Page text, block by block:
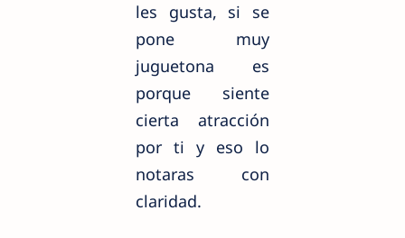
les gusta, si se
pone muy
juguetona es
porque siente
cierta atracción
por ti y eso lo
notaras con
claridad.